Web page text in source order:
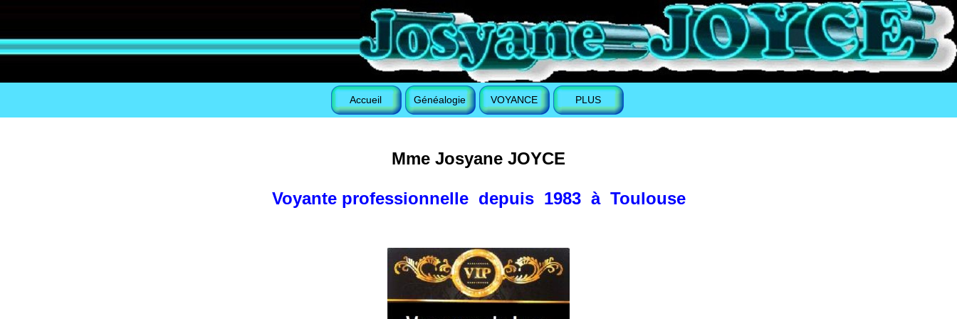
Accueil Généalogie VOYANCE PLUS
Mme Josyane JOYCE
Voyante professionnelle depuis 1983 à Toulouse